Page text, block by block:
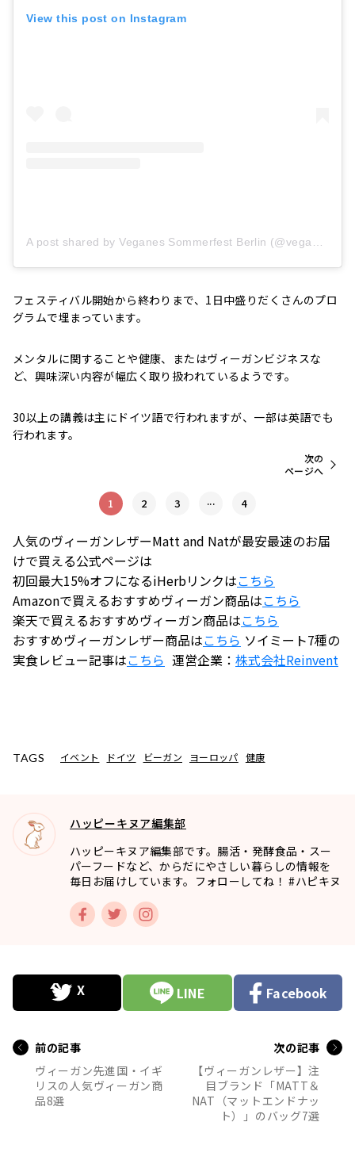
View this post on Instagram
フェスティバル開始から終わりまで、1日中盛りだくさんのプロ
グラムで埋まっています。
メンタルに関することや健康、またはヴィーガンビジネスな
ど、興味深い内容が幅広く取り扱われているようです。
30以上の講義は主にドイツ語で行われますが、一部は英語でも
行われます。
1 2 3 ...
次の
ページへ
4
人気のヴィーガンレザーMatt and Natが最安最速のお届
けで買える公式ページは
初回最大15%オフになるiHerbリンクはこちら
Amazonで買えるおすすめヴィーガン商品はこちら
楽天で買えるおすすめヴィーガン商品はこちら
おすすめヴィーガンレザー商品はこちら ソイミート7種の
実食レビュー記事はこちら 運営企業： 株式会社Reinvent
TAGS イベント ドイツ ビーガン ヨーロッパ 健康
ハッピーキヌア編集部
ハッピーキヌア編集部です。腸活・発酵食品・スー
パーフードなど、からだにやさしい暮らしの情報を
毎日お届けしています。フォローしてね！ #ハピキヌ
LINE Facebook
前の記事
ヴィーガン先進国・イギ
リスの人気ヴィーガン商
品8選
次の記事
【ヴィーガンレザー】注
目ブランド「MATT＆
NAT（マットエンドナッ
ト）」のバッグ7選